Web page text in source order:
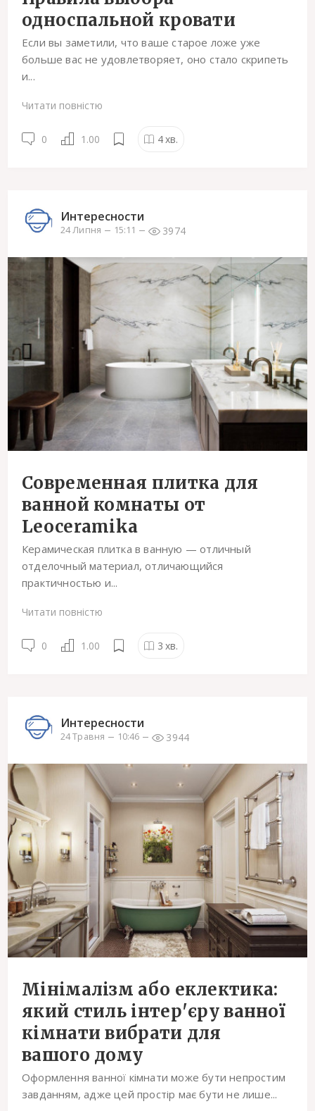
односпальной кровати
Если вы заметили, что ваше старое ложе уже
больше вас не удовлетворяет, оно стало скрипеть
и...
Читати повністю
0 1.00 4хв.
Интересности
24 Липня 15:11 3974
Современная плитка для
ванной комнаты от
Leoceramika
Керамическая плитка в ванную — отличный
отделочный материал, отличающийся
практичностью и...
Читати повністю
0 1.00 3 хв.
Интересности
24 Травня 10:46 3944
Мінімалізм або еклектика:
який стиль інтер'єру ванної
кімнати вибрати для
вашого дому
Оформлення ванної кімнати може бути непростим
завданням, адже цей простір має бути не лише...